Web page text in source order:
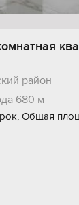
район
680 м
Общая